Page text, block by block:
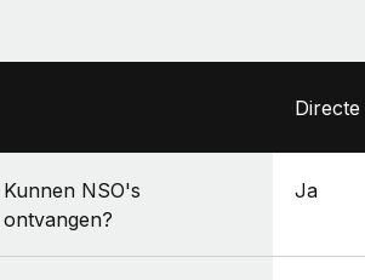
Kunnen NSO's
ontvangen?
Ja